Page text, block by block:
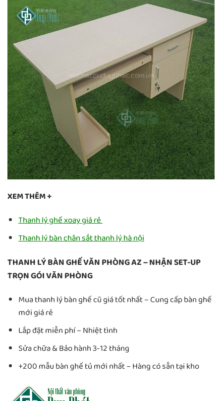
XEM THÊM +
Thanh lý ghế xoay giá rẻ
Thanh lý bàn chân sắt thanh lý hà nội
THANH LÝ BÀN GHẾ VĂN PHÒNG AZ – NHẬN SET-UP
TRỌN GÓI VĂN PHÒNG
Mua thanh lý bàn ghế cũ giá tốt nhất – Cung cấp bàn ghế
mới giá rẻ
Lắp đặt miễn phí – Nhiệt tình
Sửa chữa & Bảo hành 3-12 tháng
+200 mẫu bàn ghế tủ mới nhất – Hàng có sẵn tại kho